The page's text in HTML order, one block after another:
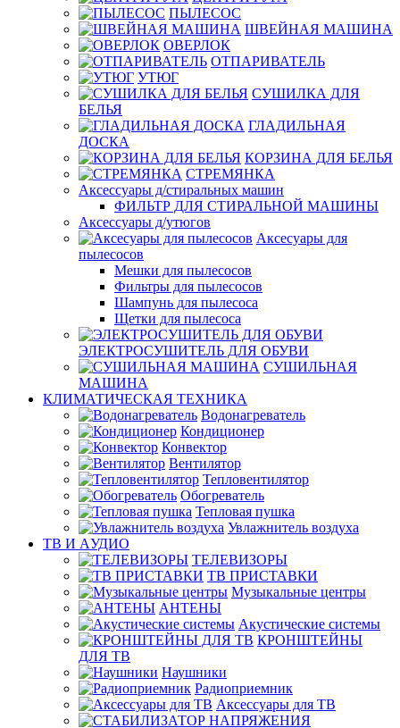
ПЫЛЕСОС
ШВЕЙНАЯ МАШИНА
ОВЕРЛОК
ОТПАРИВАТЕЛЬ
УТЮГ
СУШИЛКА ДЛЯ
БЕЛЬЯ
ГЛАДИЛЬНАЯ
ДОСКА
КОРЗИНА ДЛЯ БЕЛЬЯ
СТРЕМЯНКА
Аксессуары д/стиральных машин
ФИЛЬТР ДЛЯ СТИРАЛЬНОЙ МАШИНЫ
Аксессуары д/утюгов
Аксесуары для
пылесосов
Мешки для пылесосов
Фильтры для пылесосов
Шампунь для пылесоса
Щетки для пылесоса
ЭЛЕКТРОСУШИТЕЛЬ ДЛЯ ОБУВИ
СУШИЛЬНАЯ
МАШИНА
КЛИМАТИЧЕСКАЯ ТЕХНИКА
Водонагреватель
Кондиционер
Конвектор
Вентилятор
Тепловентилятор
Обогреватель
Тепловая пушка
Увлажнитель воздуха
ТВ И AУДИО
ТЕЛЕВИЗОРЫ
ТВ ПРИСТАВКИ
Музыкальные центры
АНТЕНЫ
Акустические системы
КРОНШТЕЙНЫ
ДЛЯ ТВ
Наушники
Радиоприемник
Аксессуары для ТВ